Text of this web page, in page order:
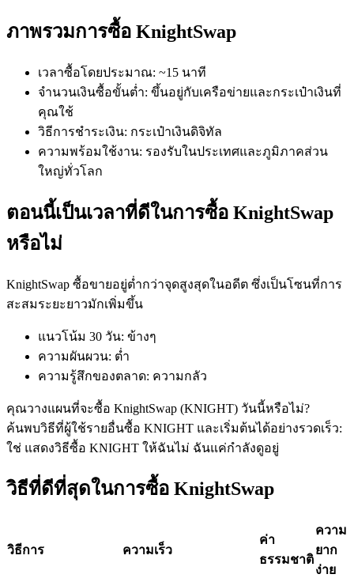
ฟิวเจอร์สสกุลเงินดิจิทัล
TradFi
อนุพันธ์ของหุ้น ฟอเร็กซ์ โลหะมีค่า และสินค้าโภคภัณฑ์
ฟิวเจอร์ส USDC
ฟิวเจอร์สที่ใช้ USDC เป็นหลักประกัน
คัดลอกการซื้อขาย
ภาพรวมการซื้อ KnightSwap
เวลาซื้อโดยประมาณ: ~15 นาที
จำนวนเงินซื้อขั้นต่ำ: ขึ้นอยู่กับเครือข่ายและกระเป๋าเงินที่
คุณใช้
วิธีการชำระเงิน: กระเป๋าเงินดิจิทัล
ความพร้อมใช้งาน: รองรับในประเทศและภูมิภาคส่วน
ใหญ่ทั่วโลก
ตอนนี้เป็นเวลาที่ดีในการซื้อ KnightSwap
หรือไม่
KnightSwap ซื้อขายอยู่ต่ำกว่าจุดสูงสุดในอดีต ซึ่งเป็นโซนที่การ
สะสมระยะยาวมักเพิ่มขึ้น
แนวโน้ม 30 วัน: ข้างๆ
ความผันผวน: ต่ำ
ความรู้สึกของตลาด: ความกลัว
คุณวางแผนที่จะซื้อ KnightSwap (KNIGHT) วันนี้หรือไม่?
ค้นพบวิธีที่ผู้ใช้รายอื่นซื้อ KNIGHT และเริ่มต้นได้อย่างรวดเร็ว:
ใช่ แสดงวิธีซื้อ KNIGHT ให้ฉันไม่ ฉันแค่กำลังดูอยู่
วิธีที่ดีที่สุดในการซื้อ KnightSwap
วิธีการ ความเร็ว
ค่า
ธรรมชาติ
ความ
ยาก
ง่าย